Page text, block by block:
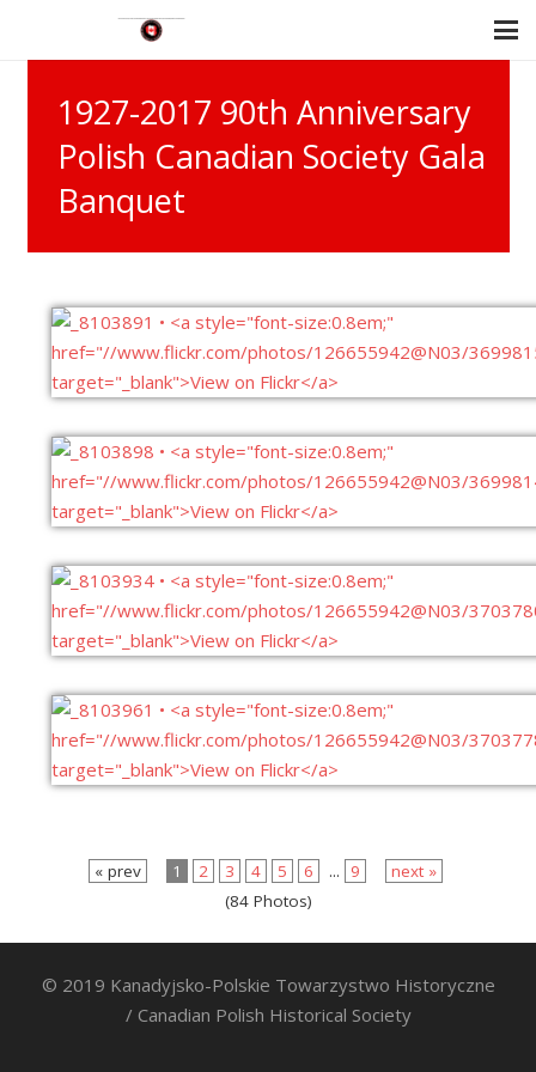
1927-2017 90th Anniversary
Polish Canadian Society Gala
Banquet
« prev 1 2 3 4 5 6 ... 9
next »
(84 Photos)
© 2019 Kanadyjsko-Polskie Towarzystwo Historyczne
/ Canadian Polish Historical Society